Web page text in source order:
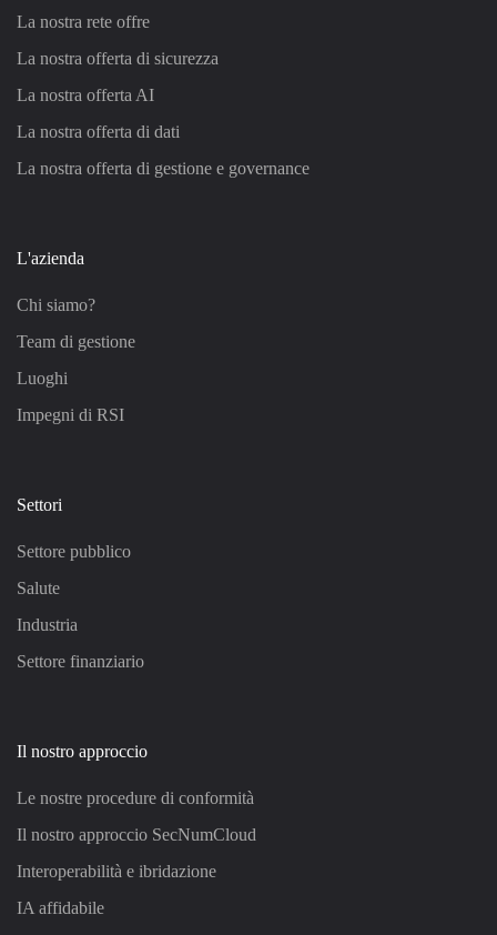
La nostra rete offre
La nostra offerta di sicurezza
La nostra offerta AI
La nostra offerta di dati
La nostra offerta di gestione e governance
L'azienda
Chi siamo?
Team di gestione
Luoghi
Impegni di RSI
Settori
Settore pubblico
Salute
Industria
Settore finanziario
Il nostro approccio
Le nostre procedure di conformità
Il nostro approccio SecNumCloud
Interoperabilità e ibridazione
IA affidabile